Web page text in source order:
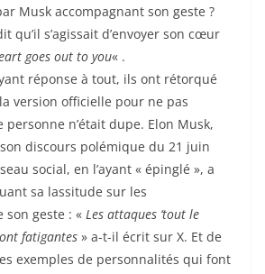
Musk accompagnant son geste ?
qu’il s’agissait d’envoyer son cœur
goes out to you« .
réponse à tout, ils ont rétorqué
la version officielle pour ne pas
n’était dupe. Elon Musk,
discours polémique du 21 juin
social, en l’ayant « épinglé », a
sa lassitude sur les
geste : « Les attaques ‘tout le
fatigantes » a-t-il écrit sur X. Et de
exemples de personnalités qui font